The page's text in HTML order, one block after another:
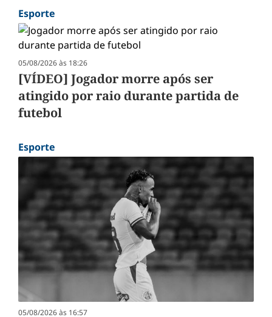
Esporte
05/08/2026 às 18:26
[VÍDEO] Jogador morre após ser
atingido por raio durante partida de
futebol
Esporte
05/08/2026 às 16:57